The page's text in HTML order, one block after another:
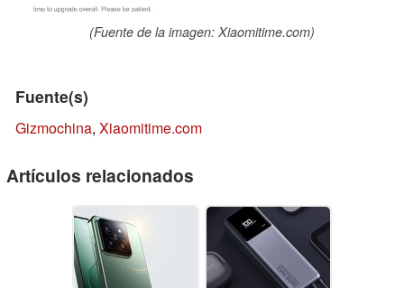
(Fuente de la imagen: Xiaomitime.com)
Fuente(s)
Gizmochina, Xiaomitime.com
Artículos relacionados